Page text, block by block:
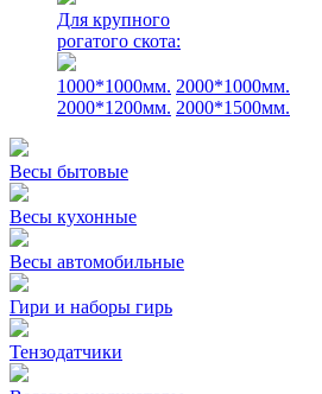
Для крупного
рогатого скота:
1000*1000мм. 2000*1000мм.
2000*1200мм. 2000*1500мм.
Весы бытовые
Весы кухонные
Весы автомобильные
Гири и наборы гирь
Тензодатчики